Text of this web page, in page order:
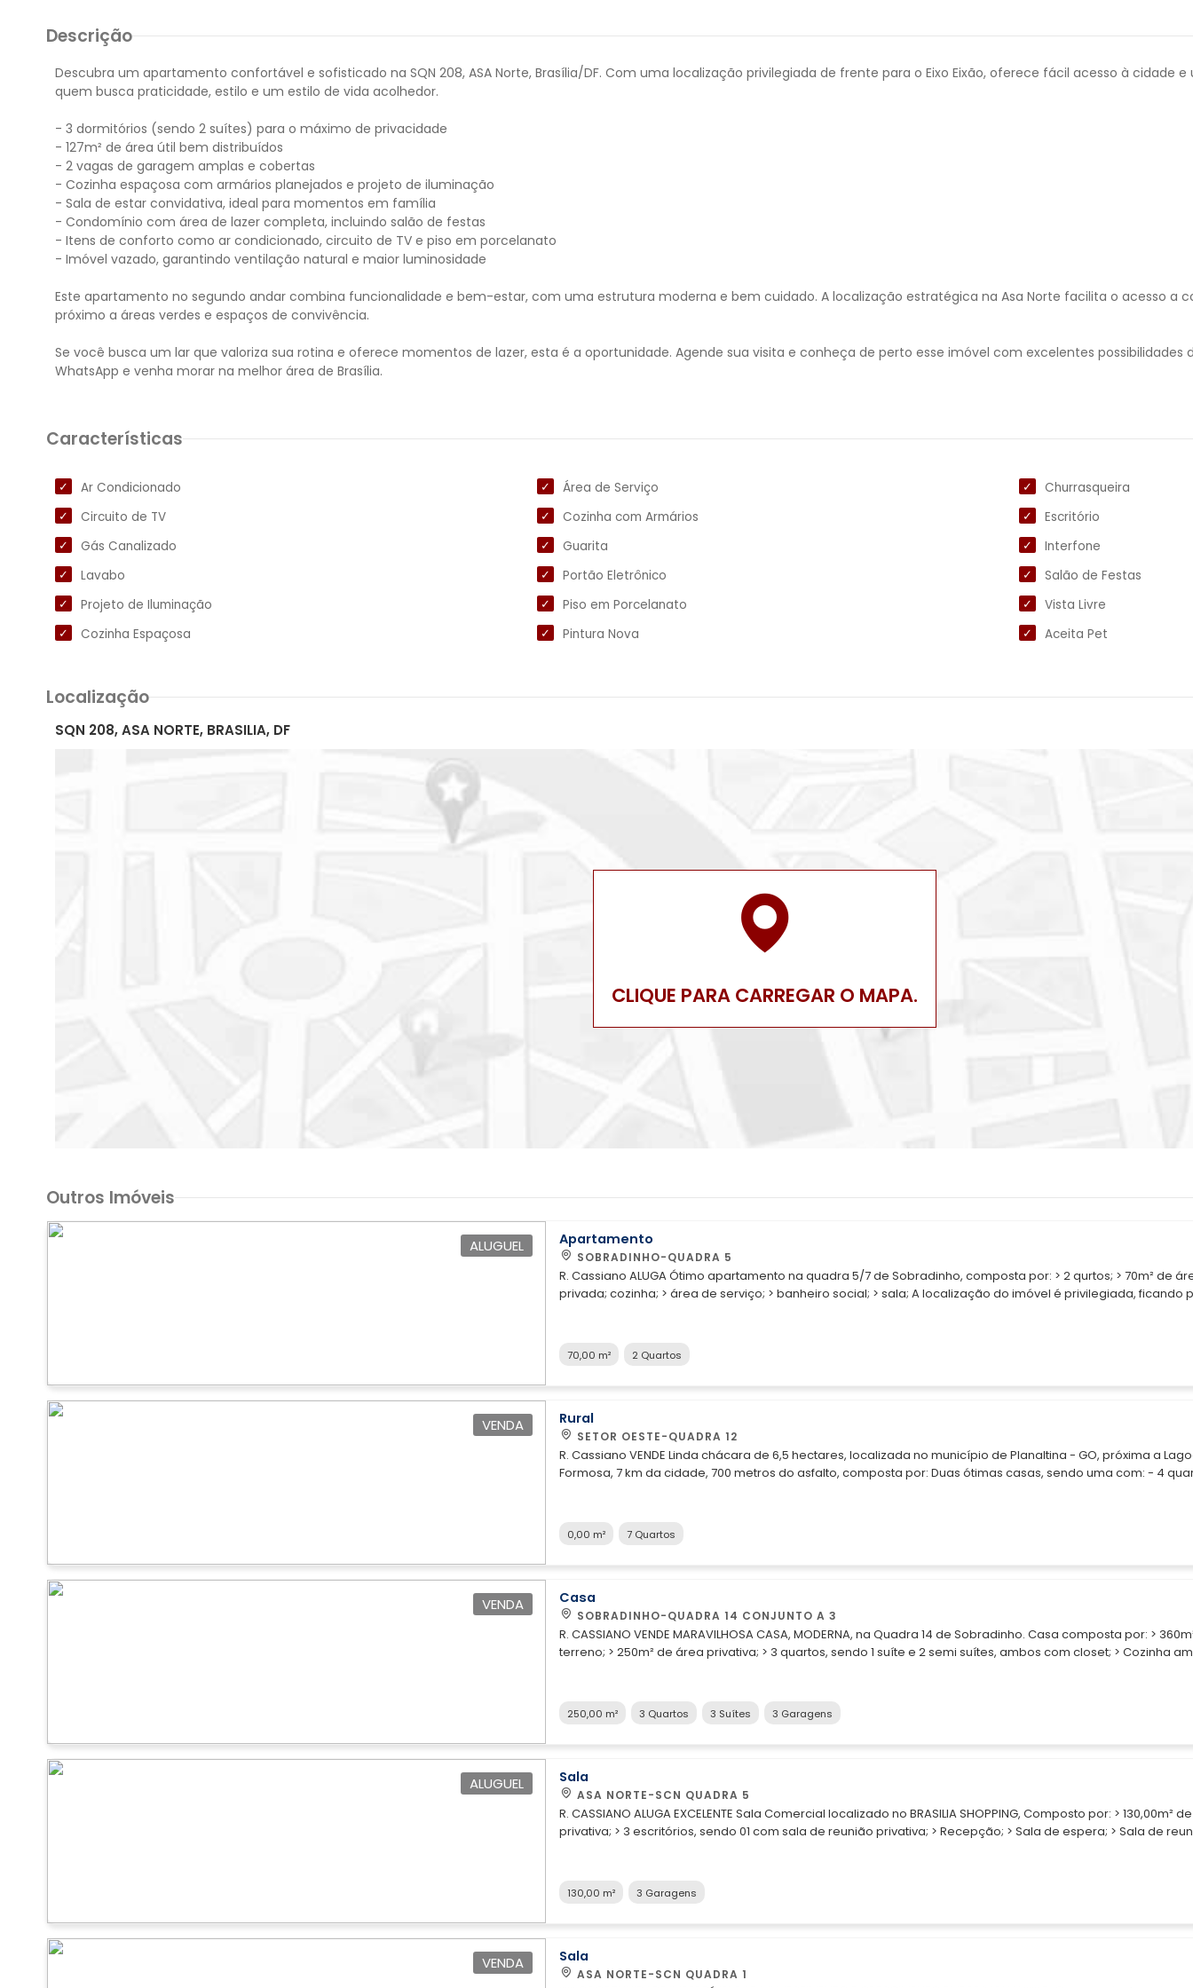
Descrição
Descubra um apartamento confortável e sofisticado na SQN 208, ASA Norte, Brasília/DF. Com uma localização privilegiada de frente para o Eixo Eixão, oferece fácil acesso à cidade
quem busca praticidade, estilo e um estilo de vida acolhedor.
- 3 dormitórios (sendo 2 suítes) para o máximo de privacidade
- 127m² de área útil bem distribuídos
- 2 vagas de garagem amplas e cobertas
- Cozinha espaçosa com armários planejados e projeto de iluminação
- Sala de estar convidativa, ideal para momentos em família
- Condomínio com área de lazer completa, incluindo salão de festas
- Itens de conforto como ar condicionado, circuito de TV e piso em porcelanato
- Imóvel vazado, garantindo ventilação natural e maior luminosidade
Este apartamento no segundo andar combina funcionalidade e bem-estar, com uma estrutura moderna e bem cuidado. A localização estratégica na Asa Norte facilita o acesso a
próximo a áreas verdes e espaços de convivência.
Se você busca um lar que valoriza sua rotina e oferece momentos de lazer, esta é a oportunidade. Agende sua visita e conheça de perto esse imóvel com excelentes possibilidades
Características
Ar Condicionado Área de Serviço
Churrasqueira
Circuito de TV
Cozinha com Armários
Escritório
Gás Canalizado
Guarita
Interfone
Lavabo
Portão Eletrônico
Salão de Festas
Projeto de Iluminação
Piso em Porcelanato
Vista Livre
Cozinha Espaçosa
Pintura Nova Aceita Pet
Localização
SQN 208, ASA NORTE, BRASILIA, DF
CLIQUE PARA CARREGAR O MAPA.
Outros Imóveis
ALUGUEL Apartamento
SOBRADINHO-QUADRA 5
R. Cassiano ALUGA Ótimo apartamento na quadra 5/7 de Sobradinho, composta por: > 2 qurtos; > 70m² de área
privada; cozinha; > área de serviço; > banheiro social; > sala; A localização do imóvel é privilegiada, ficando próximo
70,00 m² 2 Quartos
VENDA Rural
SETOR OESTE-QUADRA 12
R. Cassiano VENDE Linda chácara de 6,5 hectares, localizada no município de Planaltina - GO, próxima a
Formosa, 7 km da cidade, 700 metros do asfalto, composta por: Duas ótimas casas, sendo uma com: - 4 quartos; -
Documentação ok (escriturada). Escuta proposta, aceita carro em parte do pagamento. Agende já uma visita com
0,00 m² 7 Quartos
VENDA Casa
SOBRADINHO-QUADRA 14 CONJUNTO A 3
R. CASSIANO VENDE MARAVILHOSA CASA, MODERNA, na Quadra 14 de Sobradinho. Casa composta por: > 360m² de
terreno; > 250m² de área privativa; > 3 quartos, sendo 1 suíte e 2 semi suítes, ambos com closet; > Cozinha
de iluminação; > Portão eletrônico com interfone; Documentação toda OK! Aceita Financiamento e FGTS Se você
busca morar em uma casa moderna, bem localizada, ao lado dos principais serviços da cidade e o
250,00 m² 3 Quartos 3 Suítes 3 Garagens
ALUGUEL Sala
ASA NORTE-SCN QUADRA 5
R. CASSIANO ALUGA EXCELENTE Sala Comercial localizado no BRASILIA SHOPPING, Composto por: > 130,00m² de área
privativa; > 3 escritórios, sendo 01 com sala de reunião privativa; > Recepção; > Sala de espera; > Sala de
130,00 m² 3 Garagens
VENDA Sala
ASA NORTE-SCN QUADRA 1